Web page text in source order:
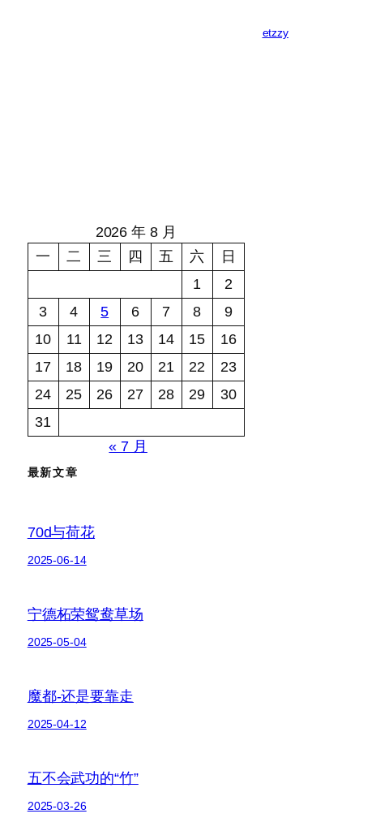
etzzy
2026 年 8 月
一
二 三 四 五 六
日
1
2
3
4 5 6 7 8
9
10
11 12 13 14 15
16
17
18 19 20 21 22
23
24
25 26 27 28 29
30
31
« 7 月
最新文章
70d与荷花
2025-06-14
宁德柘荣鸳鸯草场
2025-05-04
魔都-还是要靠走
2025-04-12
五不会武功的“竹”
2025-03-26